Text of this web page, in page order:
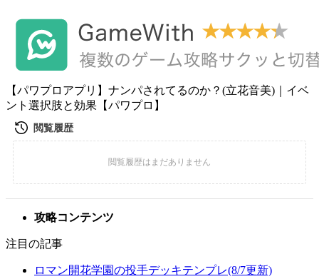
【パワプロアプリ】ナンパされてるのか？(立花音美)｜イベ
ント選択肢と効果【パワプロ】
攻略コンテンツ
注目の記事
ロマン開花学園の投手デッキテンプレ(8/7更新)